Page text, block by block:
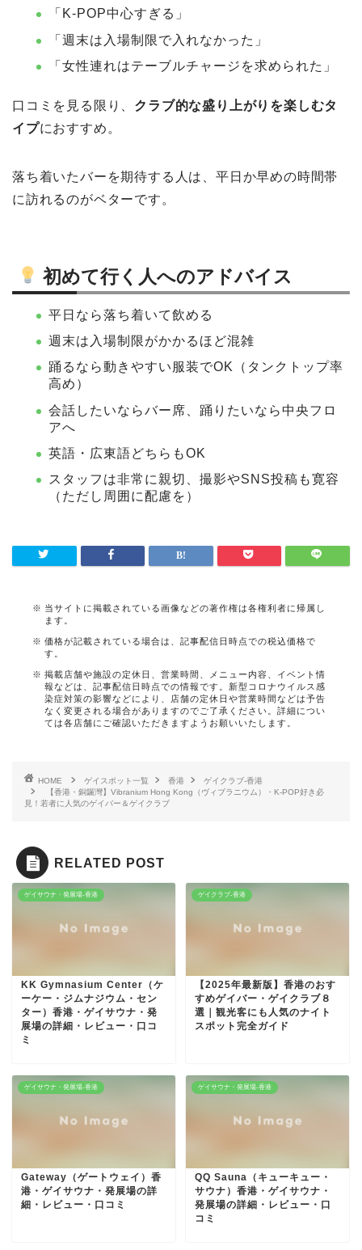
「K-POP中心すぎる」
「週末は入場制限で入れなかった」
「女性連れはテーブルチャージを求められた」
口コミを見る限り、 クラブ的な盛り上がりを楽しむタ
イプにおすすめ。
落ち着いたバーを期待する人は、平日か早めの時間帯
に訪れるのがベターです。
初めて行く人へのアドバイス
平日なら落ち着いて飲める
週末は入場制限がかかるほど混雑
踊るなら動きやすい服装でOK（タンクトップ率
高め）
会話したいならバー席、踊りたいなら中央フロ
アへ
英語・広東語どちらもOK
スタッフは非常に親切、撮影やSNS投稿も寛容
（ただし周囲に配慮を）
当サイトに掲載されている画像などの著作権は各権利者に帰属し
ます。
価格が記載されている場合は、記事配信日時点での税込価格で
す。
掲載店舗や施設の定休日、営業時間、メニュー内容、イベント情
報などは、記事配信日時点での情報です。新型コロナウイルス感
染症対策の影響などにより、店舗の定休日や営業時間などは予告
なく変更される場合がありますのでご了承ください。詳細につい
ては各店舗にご確認いただきますようお願いいたします。
HOME ゲイスポット一覧 香港
ゲイクラブ-香港
【香港・銅鑼灣】Vibranium Hong Kong（ヴィブラニウム）・K-POP好き必
見！若者に人気のゲイバー＆ゲイクラブ
RELATED POST
ゲイサウナ・発展場-香港
KK Gymnasium Center（ケ
ーケー・ジムナジウム・セン
ター）香港・ゲイサウナ・発
展場の詳細・レビュー・口コ
ミ
ゲイクラブ-香港
【2025年最新版】香港のおす
すめゲイバー・ゲイクラブ８
選｜観光客にも人気のナイト
スポット完全ガイド
ゲイサウナ・発展場-香港
Gateway（ゲートウェイ）香
港・ゲイサウナ・発展場の詳
細・レビュー・口コミ
ゲイサウナ・発展場-香港
QQ Sauna（キューキュー・
サウナ）香港・ゲイサウナ・
発展場の詳細・レビュー・口
コミ